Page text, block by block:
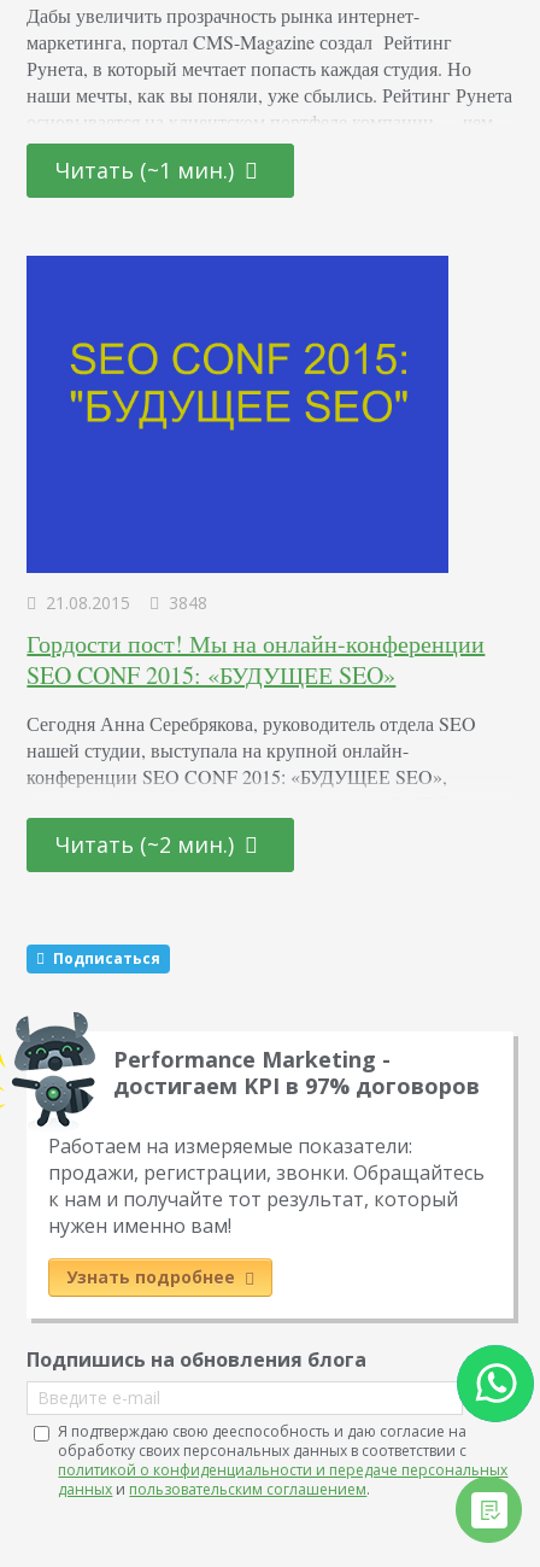
Дабы увеличить прозрачность рынка интернет-
маркетинга, портал CMS-Magazine создал Рейтинг
Рунета, в который мечтает попасть каждая студия. Но
наши мечты, как вы поняли, уже сбылись. Рейтинг Рунета
основывается на клиентском портфеле компании — чем
больше сайтов на продвижении, чем выше их “авторитет”
у поисковиков, тем более престижна строчка в списке.
Учитывая сроки, все занятые места можно считать
Читать (~1 мин.)
21.08.2015 3848
Гордости пост! Мы на онлайн-конференции
SEO CONF 2015: «БУДУЩЕЕ SEO»
Сегодня Анна Серебрякова, руководитель отдела SEO
нашей студии, выступала на крупной онлайн-
конференции SEO CONF 2015: «БУДУЩЕЕ SEO»,
специалистов, интернет-маркетологов и владельцев
бизнеса со всей России. Онлайн-мероприятие длилось
коллегам, делились своим опытом,…
Читать (~2 мин.)
Подписаться
Performance Marketing -
достигаем KPI в 97% договоров
Работаем на измеряемые показатели:
продажи, регистрации, звонки. Обращайтесь
к нам и получайте тот результат, который
нужен именно вам!
Узнать подробнее
Подпишись на обновления блога
Введите e-mail
Я подтверждаю свою дееспособность и даю согласие на
обработку своих персональных данных в соответствии с
политикой о конфиденциальности и передаче персональных
данных и пользовательским соглашением.